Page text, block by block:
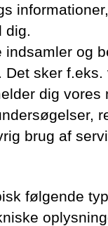
dig.
og
sker f.eks.
dig vores
brug af
følgende